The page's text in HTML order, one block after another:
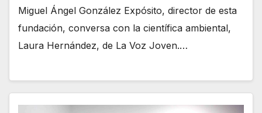
Miguel Ángel González Expósito, director de esta
fundación, conversa con la científica ambiental,
Laura Hernández, de La Voz Joven.…